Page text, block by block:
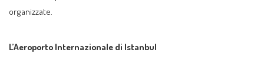
organizzate.
L’Aeroporto Internazionale di Istanbul